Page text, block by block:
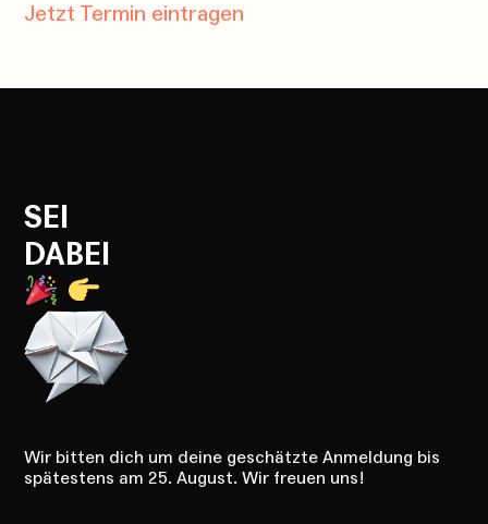
Jetzt Termin eintragen
SEI
DABEI
Wir bitten dich um deine geschätzte Anmeldung bis
spätestens am 25. August. Wir freuen uns!